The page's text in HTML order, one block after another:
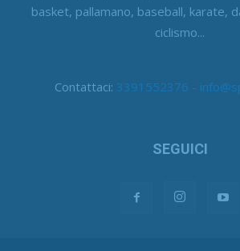
basket, pallamano, baseball, karate,
ciclismo...
Contattaci: 3391552376 -
SEGUICI